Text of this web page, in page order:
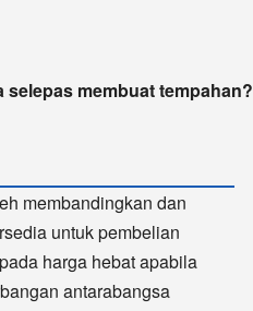
membuat tempahan?
membandingkan dan
untuk pembelian
harga hebat apabila
antarabangsa